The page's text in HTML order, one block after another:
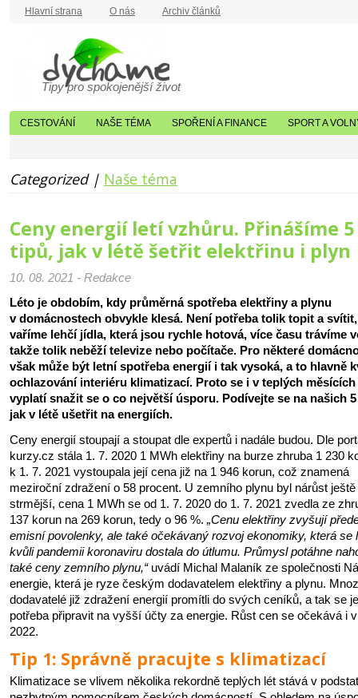
Hlavní strana O nás Archiv článků
Tipy pro spokojenější život
CESTOVÁNÍ NAŠE TÉMA SPOŘENÍ A FINANCE SPORT A
Categorized | Naše téma
Ceny energií letí vzhůru. Přinášíme 5
tipů, jak v létě šetřit elektřinu i plyn
10. 08. 2021 - Redakce
Léto je obdobím, kdy průměrná spotřeba elektřiny a plynu
v domácnostech obvykle klesá. Není potřeba tolik topit a svítit,
vaříme lehčí jídla, která jsou rychle hotová, více času trávíme
takže tolik neběží televize nebo počítače. Pro některé
však může být letní spotřeba energií i tak vysoká, a to hlavně
ochlazování interiéru klimatizací. Proto se i v teplých měsících
vyplatí snažit se o co největší úsporu. Podívejte se na našich
jak v létě ušetřit na energiích.
Ceny energií stoupají a stoupat dle expertů i nadále budou. Dle
kurzy.cz stála 1. 7. 2020 1 MWh elektřiny na burze zhruba 1 230
k 1. 7. 2021 vystoupala její cena již na 1 946 korun, což znamená
meziroční zdražení o 58 procent. U zemního plynu byl nárůst ještě
strmější, cena 1 MWh se od 1. 7. 2020 do 1. 7. 2021 zvedla ze
137 korun na 269 korun, tedy o 96 %. „Cenu elektřiny zvyšují
emisní povolenky, ale také očekávaný rozvoj ekonomiky, která se
kvůli pandemii koronaviru dostala do útlumu. Průmysl potáhne
také ceny zemního plynu,“uvádí Michal Malaník ze společnosti
energie, která je ryze českým dodavatelem elektřiny a plynu.
dodavatelé již zdražení energií promítli do svých ceníků, a tak se je
potřeba připravit na vyšší účty za energie. Růst cen se očekává i
2022.
Tip 1: Správně pracujte s klimatizací
Klimatizace se vlivem několika rekordně teplých lét stává v